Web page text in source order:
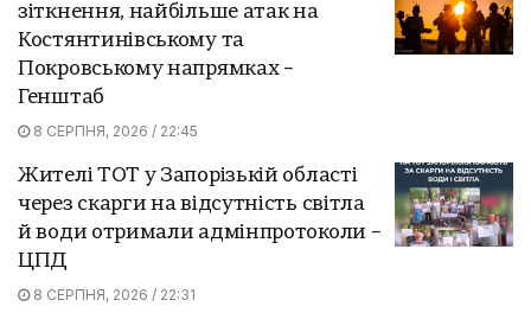
зіткнення, найбільше атак на
Костянтинівському та
Покровському напрямках –
Генштаб
8 СЕРПНЯ, 2026 / 22:45
Жителі ТОТ у Запорізькій області
через скарги на відсутність світла
й води отримали адмінпротоколи –
ЦПД
8 СЕРПНЯ, 2026 / 22:31